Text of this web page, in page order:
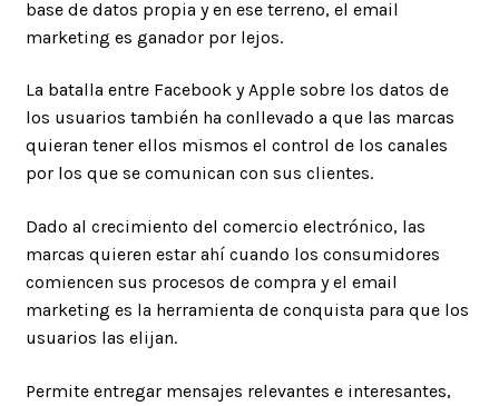
base de datos propia y en ese terreno, el email
marketing es ganador por lejos.
La batalla entre Facebook y Apple sobre los datos de
los usuarios también ha conllevado a que las marcas
quieran tener ellos mismos el control de los canales
por los que se comunican con sus clientes.
Dado al crecimiento del comercio electrónico, las
marcas quieren estar ahí cuando los consumidores
comiencen sus procesos de compra y el email
marketing es la herramienta de conquista para que los
usuarios las elijan.
Permite entregar mensajes relevantes e interesantes,